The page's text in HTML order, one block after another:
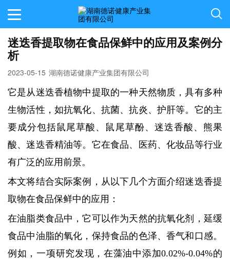
迷迭香提取物在食品保鲜中的应用及案例分
析
2023-05-15 湖南德诺健康产业集团有限公司
它是从迷迭香植物中提取的一种天然物质，具有多种
生物活性，如抗氧化、抗菌、抗炎、护肝等。它的主
要成分包括鼠尾草酸、鼠尾草酚、迷迭香酸、熊果
酸、迷迭香精油等。它在食品、医药、化妆品等行业
有广泛的应用前景。
本文将结合实际案例，从以下几个方面介绍迷迭香提
取物在食品保鲜中的应用：
在油脂类食品中，它可以作为天然的抗氧化剂，延缓
食品中油脂的氧化，保持食品的色泽、香气和口感。
例如，一项研究发现，在藻油中添加0.02%-0.04%的